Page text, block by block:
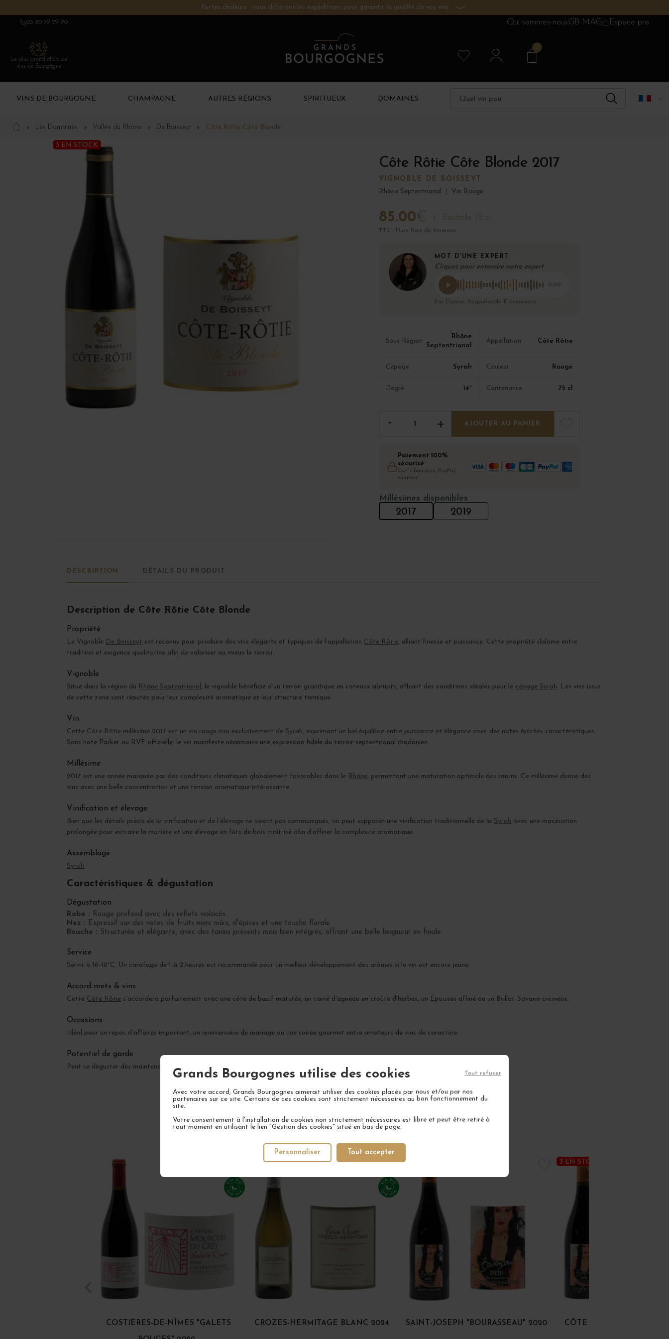
Grands Bourgognes utilise des cookies
Avec votre accord, Grands Bourgognes aimerait utiliser des cookies placés par nous et/ou par nos
partenaires sur ce site. Certains de ces cookies sont strictement nécessaires au bon fonctionnement du
site.
Votre consentement à l'installation de cookies non strictement nécessaires est libre et peut être retiré à
tout moment en utilisant le lien "Gestion des cookies" situé en bas de page.
Tout accepter
Tout refuser
Personnaliser
Fortes chaleurs : nous différons les expéditions pour garantir la qualité de vos vins.
03 80 79 29 90 Qui sommes-nousGB MAG Espace pro
Le plus grand choix de
vins de Bourgogne
0
VINS DE BOURGOGNE CHAMPAGNE AUTRES RÉGIONS SPIRITUEUX DOMAINES
Les Domaines Vallée du Rhône De Boisseyt Côte Rôtie Côte Blonde
3 EN STOCK
Côte Rôtie Côte Blonde 2017
VIGNOBLE DE BOISSEYT
Rhône Septentrional
Vin Rouge
85.00€ Bouteille 75 cl
TTC · Hors frais de livraison
MOT D'UNE EXPERT
Cliquez pour entendre notre expert
0:00
Par Eryane, Responsable E-commerce
Sous Région
Rhône
Septentrional
Appellation Côte Rôtie
Cépage Syrah Couleur Rouge
Degré 14° Contenance 75 cl
AJOUTER AU PANIER
Paiement 100%
sécurisé
Carte bancaire, PayPal,
virement
Millésimes disponibles
2017 2019
DESCRIPTION DÉTAILS DU PRODUIT
Description de Côte Rôtie Côte Blonde
Propriété
Le Vignoble De Boisseyt est reconnu pour produire des vins élégants et typiques de l’appellation Côte Rôtie, alliant finesse et puissance. Cette propriété slalome entre
tradition et exigence qualitative afin de valoriser au mieux le terroir.
Vignoble
Situé dans la région du Rhône Septentrional, le vignoble bénéficie d’un terroir granitique en coteaux abrupts, offrant des conditions idéales pour le cépage Syrah. Les vins issus
de cette zone sont réputés pour leur complexité aromatique et leur structure tannique.
Vin
Cette Côte Rôtie millésime 2017 est un vin rouge issu exclusivement de Syrah, exprimant un bel équilibre entre puissance et élégance avec des notes épicées caractéristiques.
Sans note Parker ou RVF officielle, le vin manifeste néanmoins une expression fidèle du terroir septentrional rhodanien.
Millésime
2017 est une année marquée par des conditions climatiques globalement favorables dans le Rhône, permettant une maturation optimale des raisins. Ce millésime donne des
vins avec une belle concentration et une tension aromatique intéressante.
Vinification et élevage
Bien que les détails précis de la vinification et de l’élevage ne soient pas communiqués, on peut supposer une vinification traditionnelle de la Syrah avec une macération
prolongée pour extraire la matière et une élevage en fûts de bois maîtrisé afin d’affiner la complexité aromatique.
Assemblage
Syrah
Caractéristiques & dégustation
Dégustation
Robe : Rouge profond avec des reflets violacés.
Nez : Expressif sur des notes de fruits noirs mûrs, d'épices et une touche florale.
Bouche : Structurée et élégante, avec des tanins présents mais bien intégrés, offrant une belle longueur en finale.
Service
Servir à 16-18°C. Un carafage de 1 à 2 heures est recommandé pour un meilleur développement des arômes si le vin est encore jeune.
Accord mets & vins
Cette Côte Rôtie s’accordera parfaitement avec une côte de bœuf maturée, un carré d'agneau en croûte d'herbes, un Époisses affiné ou un Brillat-Savarin crémeux.
Occasions
Idéal pour un repas d'affaires important, un anniversaire de mariage ou une soirée gourmet entre amateurs de vins de caractère.
Potentiel de garde
Peut se déguster dès maintenant mais gagnera en complexité sur 10-15 ans, avec une apogée attendue entre 2025 et 2032.
VOTRE PROCHAIN COUP DE COEUR
COSTIÈRES-DE-NÎMES "GALETS CROZES-HERMITAGE BLANC 2024
3 EN STOCK
SAINT-JOSEPH "BOURASSEAU" 2020
3 EN STOCK
CÔTE RÔTIE